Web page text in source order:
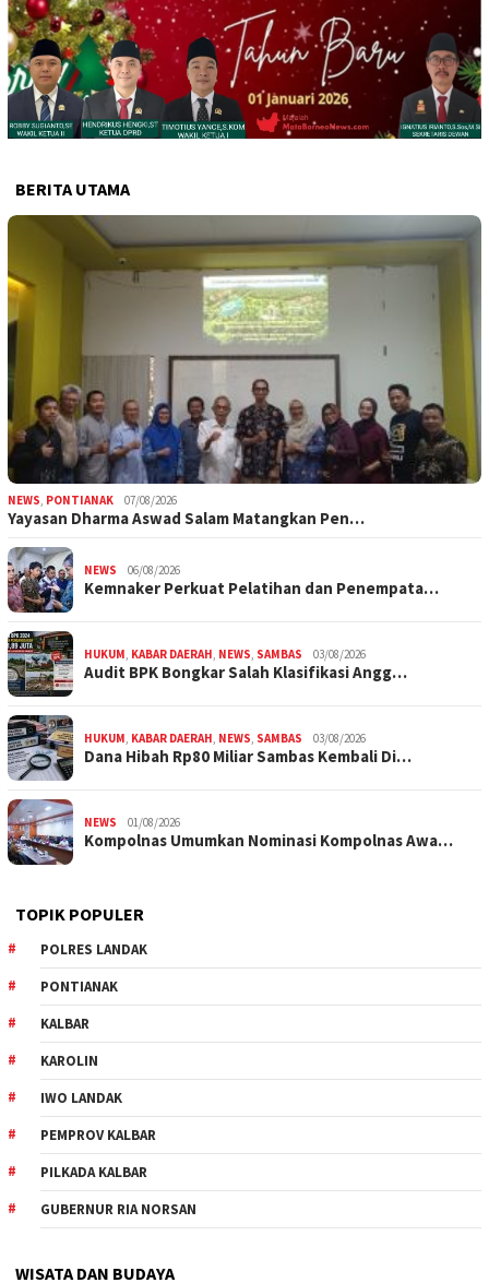
BERITA UTAMA
NEWS, PONTIANAK 07/08/2026
Yayasan Dharma Aswad Salam Matangkan Pen…
NEWS 06/08/2026
Kemnaker Perkuat Pelatihan dan Penempata…
HUKUM, KABAR DAERAH, NEWS, SAMBAS 03/08/2026
Audit BPK Bongkar Salah Klasifikasi Angg…
HUKUM, KABAR DAERAH, NEWS, SAMBAS 03/08/2026
Dana Hibah Rp80 Miliar Sambas Kembali Di…
NEWS 01/08/2026
Kompolnas Umumkan Nominasi Kompolnas Awa…
TOPIK POPULER
POLRES LANDAK
PONTIANAK
KALBAR
KAROLIN
IWO LANDAK
PEMPROV KALBAR
PILKADA KALBAR
GUBERNUR RIA NORSAN
WISATA DAN BUDAYA